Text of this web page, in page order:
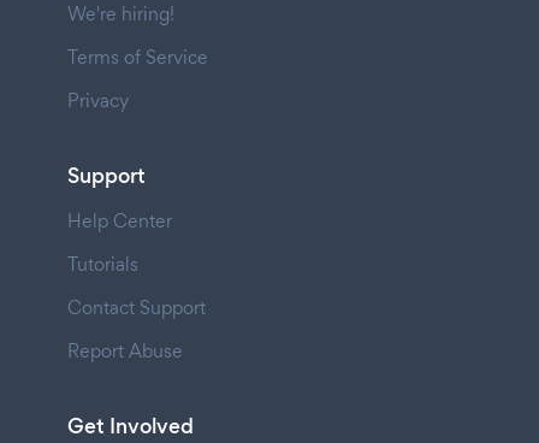
We're hiring!
Terms of Service
Privacy
Support
Help Center
Tutorials
Contact Support
Report Abuse
Get Involved